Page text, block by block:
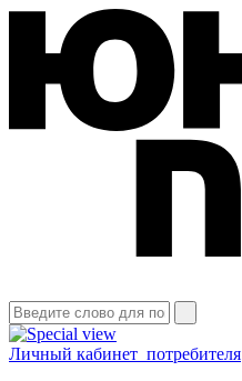
Личный кабинет потребителя